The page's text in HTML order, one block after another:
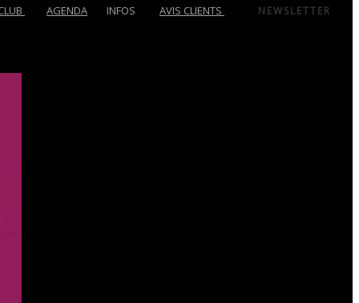
AGENDA INFOS AVIS CLIENTS NEWSLETTER